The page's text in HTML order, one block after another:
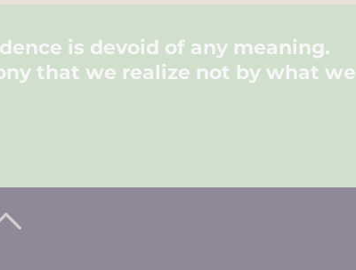
is devoid of any meaning.
that we realize not by what we